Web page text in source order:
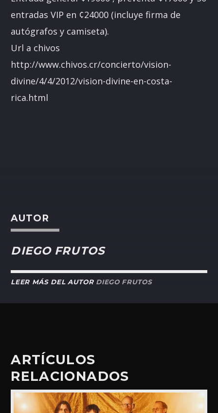
entradas VIP en ¢24000 (incluye firma de
autógrafos y camiseta).
Url a chivos
http://www.chivos.cr/concierto/vision-
divine/4/4/2012/vision-divine-en-costa-
rica.html
AUTOR
DIEGO FRUTOS
LEER MÁS DEL AUTOR DIEGO FRUTOS
ARTÍCULOS
RELACIONADOS